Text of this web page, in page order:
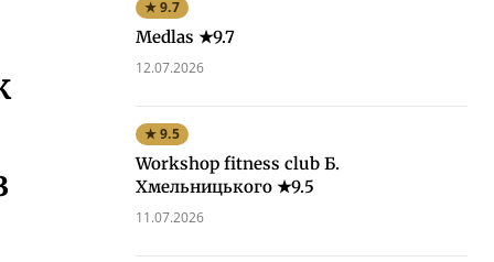
★ 9.7
Medlas ★9.7
12.07.2026
★ 9.5
Workshop fitness club Б.
Хмельницького ★9.5
11.07.2026